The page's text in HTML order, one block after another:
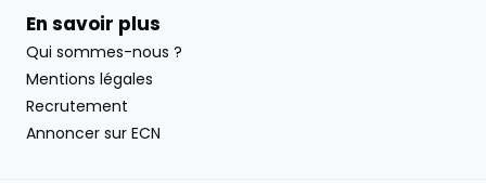
En savoir plus
Qui sommes-nous ?
Mentions légales
Recrutement
Annoncer sur ECN